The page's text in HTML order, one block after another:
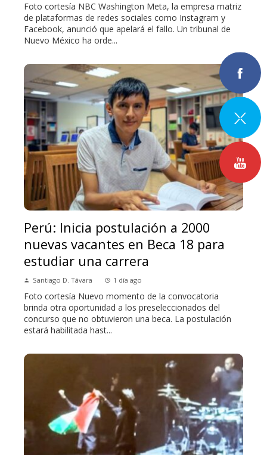
Foto cortesía NBC Washington Meta, la empresa matriz
de plataformas de redes sociales como Instagram y
Facebook, anunció que apelará el fallo. Un tribunal de
Nuevo México ha orde...
Perú: Inicia postulación a 2000
nuevas vacantes en Beca 18 para
estudiar una carrera
Santiago D. Távara 1 día ago
Foto cortesía Nuevo momento de la convocatoria
brinda otra oportunidad a los preseleccionados del
concurso que no obtuvieron una beca. La postulación
estará habilitada hast...